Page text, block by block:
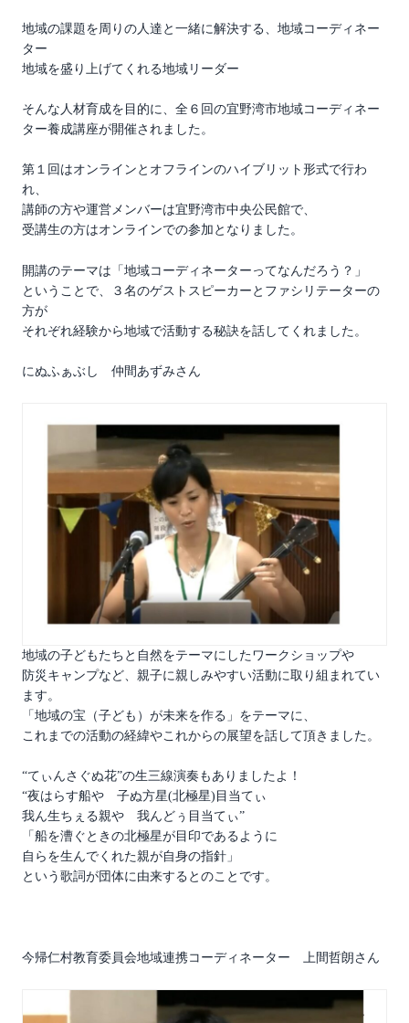
地域の課題を周りの人達と一緒に解決する、地域コーディネー
ター
地域を盛り上げてくれる地域リーダー
そんな人材育成を目的に、全６回の宜野湾市地域コーディネー
ター養成講座が開催されました。
第１回はオンラインとオフラインのハイブリット形式で行わ
れ、
講師の方や運営メンバーは宜野湾市中央公民館で、
受講生の方はオンラインでの参加となりました。
開講のテーマは「地域コーディネーターってなんだろう？」
ということで、３名のゲストスピーカーとファシリテーターの
方が
それぞれ経験から地域で活動する秘訣を話してくれました。
にぬふぁぶし 仲間あずみさん
地域の子どもたちと自然をテーマにしたワークショップや
防災キャンプなど、親子に親しみやすい活動に取り組まれてい
ます。
「地域の宝（子ども）が未来を作る」をテーマに、
これまでの活動の経緯やこれからの展望を話して頂きました。
“てぃんさぐぬ花”の生三線演奏もありましたよ！
“夜はらす船や 子ぬ方星(北極星)目当てぃ
我ん生ちぇる親や 我んどぅ目当てぃ”
「船を漕ぐときの北極星が目印であるように
自らを生んでくれた親が自身の指針」
という歌詞が団体に由来するとのことです。
今帰仁村教育委員会地域連携コーディネーター 上間哲朗さん